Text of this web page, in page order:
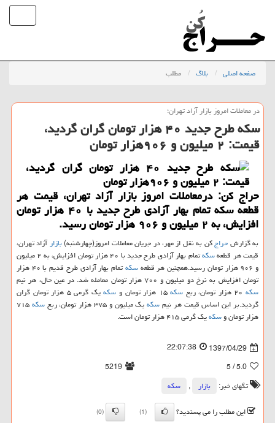
صفحه اصلی بلاگ مطلب
در معاملات امروز بازار آزاد تهران؛
سكه طرح جدید ۴۰ هزار تومان گران گردید،
قیمت: ۲ میلیون و ۹۰۶هزار تومان
حراج كن: درمعاملات امروز بازار آزاد تهران، قیمت هر
قطعه سكه تمام بهار آزادی طرح جدید با ۴۰ هزار تومان
افزایش، به ۲ میلیون و ۹۰۶ هزار تومان رسید.
به گزارشحراجكن به نقل از مهر، در جریان معاملات امروز(چهارشنبه)بازارآزاد تهران،
قیمت هر قطعهسكه
تمام بهار آزادی طرح جدید با ۴۰ هزار تومان افزایش، به ۲ میلیون
و ۹۰۶ هزار تومان رسید.همچنین هر قطعه
سكه
تمام بهار آزادی طرح قدیم با ۴۰ هزار
تومان افزایش به نرخ دو میلیون و ۷۰۰ هزار تومان معامله شد. در عین حال، هر نیم
سكه
سكه۱۵ هزار تومان و سكه
یك گرمی ۵ هزار تومان گران
گردید.بر این اساس قیمت هر نیمسكهیك میلیون و ۳۷۵ هزار تومان، ربع سكه۷۱۵
هزار تومان وسكهیك گرمی ۴۱۵ هزار تومان است.
1397/04/29
22:07:38
5.0
/ 5
5219
تگهای خبر:
بازار ,
سكه
این مطلب را می پسندید؟
(1)
(0)